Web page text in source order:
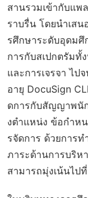
สานรวมเข้ากับแพ
ราบรื่น โดยนำเส
รศึกษาระดับอุดม
การกับสเปกตรัมทั้
และการเจรจา ไป
อายุ DocuSign
ดการกับสัญญาพนั
งตำแหน่ง ข้อกำห
รจัดการ ด้วยการ
ภาระด้านการบริห
สามารถมุ่งเน้นไป